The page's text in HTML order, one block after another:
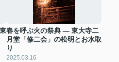
春を呼ぶ火の祭典 ― 東大寺二
月堂「修二会」の松明とお水取
り
2025.03.16